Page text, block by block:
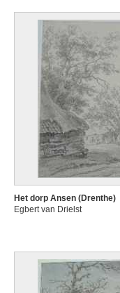
Het dorp Ansen (Drenthe)
Egbert van Drielst